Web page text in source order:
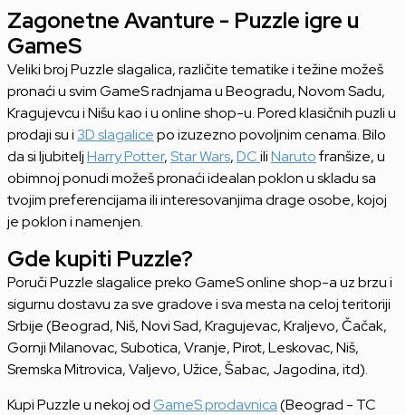
Zagonetne Avanture - Puzzle igre u
GameS
Veliki broj Puzzle slagalica, različite tematike i težine možeš
pronaći u svim GameS radnjama u Beogradu, Novom Sadu,
Kragujevcu i Nišu kao i u online shop-u. Pored klasičnih puzli u
prodaji su i3D slagalicepo izuzezno povoljnim cenama. Bilo
da si ljubiteljHarry Potter,Star Wars,DCiliNarutofranšize, u
obimnoj ponudi možeš pronaći idealan poklon u skladu sa
tvojim preferencijama ili interesovanjima drage osobe, kojoj
je poklon i namenjen.
Gde kupiti Puzzle?
Poruči Puzzle slagalice preko GameS online shop-a uz brzu i
sigurnu dostavu za sve gradove i sva mesta na celoj teritoriji
Srbije (Beograd, Niš, Novi Sad, Kragujevac, Kraljevo, Čačak,
Gornji Milanovac, Subotica, Vranje, Pirot, Leskovac, Niš,
Sremska Mitrovica, Valjevo, Užice, Šabac, Jagodina, itd).
Kupi Puzzle u nekoj odGameS prodavnica(Beograd - TC